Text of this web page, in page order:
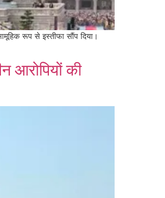
रूप से इस्तीफा सौंप दिया।
आरोपियों की